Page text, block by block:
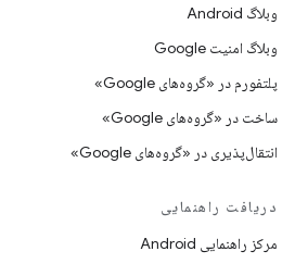
وبلاگ Android
وبلاگ امنیت Google
پلتفورم در «گروه‌های Google»
ساخت در «گروه‌های Google»
انتقال‌پذیری در «گروه‌های Google»
دریافت راهنمایی
مرکز راهنمایی Android